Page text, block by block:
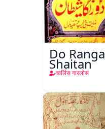
Do Ranga
Shaitan
चार्लिस गारलोस